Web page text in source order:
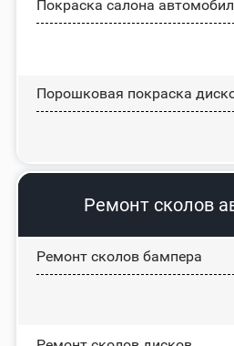
Покраска салона
Порошковая покраска
Ремонт сколов
Ремонт сколов бампера